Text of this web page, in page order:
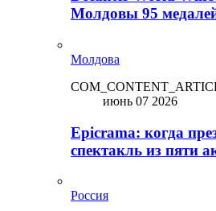
Молдовы 95
Молдова
июнь 07 2026
Epicrama: когда
спектакль из пяти
Россия